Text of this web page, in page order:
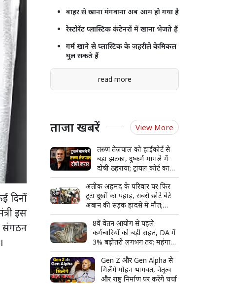
दिनों
इस
संगठन
बाहर से खाना मंगवाना अब आम हो गया है
रेस्टोरेंट प्लास्टिक कंटेनरों में खाना भेजते हैं
गर्म खाने से प्लास्टिक के ज़हरीले केमिकल
घुल सकते हैं
read more
ताजा खबरें View More
तरुण तेजपाल को हाईकोर्ट से
बड़ा झटका, दुष्कर्म मामले में
दोषी ठहराया; ट्रायल कोर्ट का
फैसला पलटा
अतीक अहमद के परिवार पर फिर
टूटा दुखों का पहाड़, सबसे छोटे बेटे
अबान की सड़क हादसे में मौत;
अपराध से सत्ता तक और फिर
बिखरते कुनबे की पूरी कहानी
8वें वेतन आयोग से पहले
कर्मचारियों को बड़ी राहत, DA में
3% बढ़ोतरी लगभग तय; महंगाई
भत्ता 63% पहुंचने की उम्मीद
Gen Z और Gen Alpha से
मिलेंगे मोहन भागवत, नेतृत्व
और राष्ट्र निर्माण पर करेंगे चर्चा